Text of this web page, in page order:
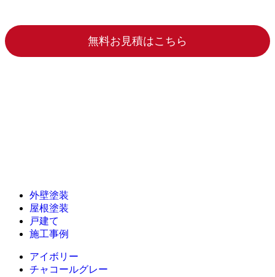
無料お見積はこちら
外壁塗装
屋根塗装
戸建て
施工事例
アイボリー
チャコールグレー